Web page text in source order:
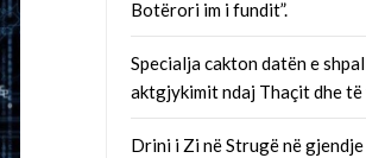
Botërori im i fundit”.
Specialja cakton datën e
aktgjykimit ndaj Thaçit dhe
Drini i Zi në Strugë në gjendje